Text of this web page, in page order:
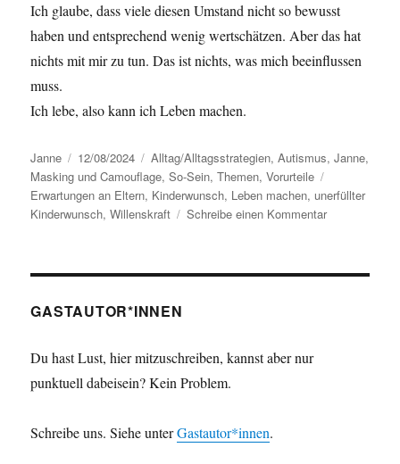
Ich glaube, dass viele diesen Umstand nicht so bewusst
haben und entsprechend wenig wertschätzen. Aber das hat
nichts mit mir zu tun. Das ist nichts, was mich beeinflussen
muss.
Ich lebe, also kann ich Leben machen.
Autor
Janne
Veröffentlicht
am
12/08/2024 Kategorien
Alltag/Alltagsstrategien,Autismus,Janne,
Masking und Camouflage,So-Sein,Themen,Vorurteile
Erwartungen an Eltern, Kinderwunsch, Leben machen, unerfüllter
Kinderwunsch,Willenskraft Schreibe einen Kommentarzu
–
GASTAUTOR*INNEN
Du hast Lust, hier mitzuschreiben, kannst aber nur
punktuell dabeisein? Kein Problem.
Schreibe uns. Siehe unterGastautor*innen.